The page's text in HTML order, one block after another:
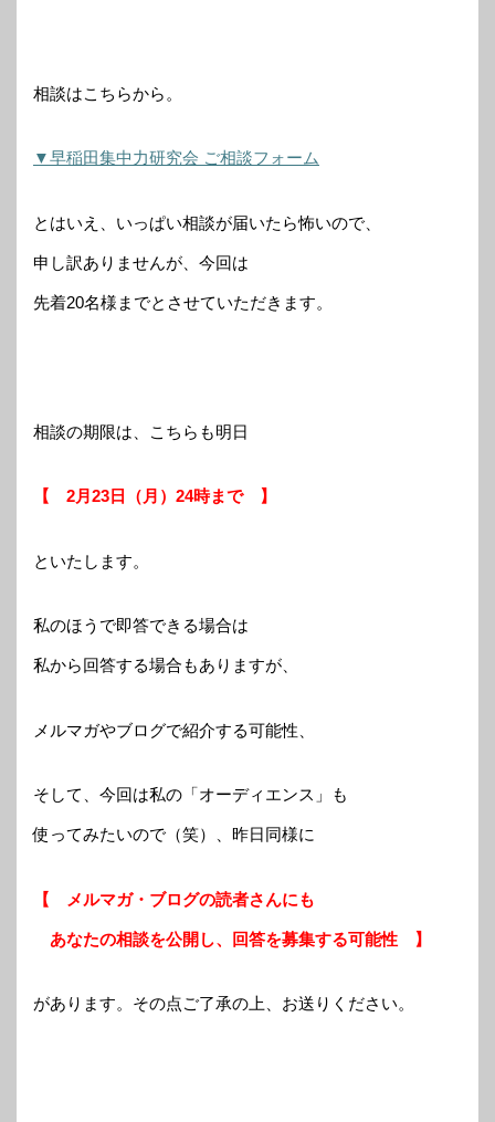
相談はこちらから。
▼早稲田集中力研究会 ご相談フォーム
とはいえ、いっぱい相談が届いたら怖いので、
申し訳ありませんが、今回は
先着20名様までとさせていただきます。
相談の期限は、こちらも明日
【 2月23日（月）24時まで 】
といたします。
私のほうで即答できる場合は
私から回答する場合もありますが、
メルマガやブログで紹介する可能性、
そして、今回は私の「オーディエンス」も
使ってみたいので（笑）、昨日同様に
【 メルマガ・ブログの読者さんにも
あなたの相談を公開し、回答を募集する可能性 】
があります。その点ご了承の上、お送りください。